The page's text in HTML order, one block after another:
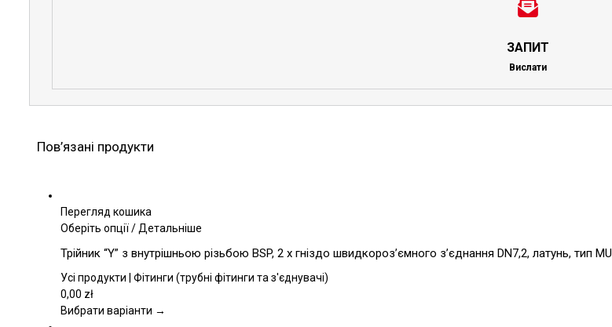
ЗАПИТ
Вислати
Пов’язані продукти
Перегляд кошика
Оберіть опції Цей
має
кілька
Параметри
/Детальніше
Трійник “Y” з внутрішньою різьбою BSP, 2 x гніздо швидкороз’ємного з’єднання DN7,2, латунь, тип MU
Усі продукти | Фітинги (трубні фітинги та з'єднувачі)
0,00 zł
Вибрати варіанти →